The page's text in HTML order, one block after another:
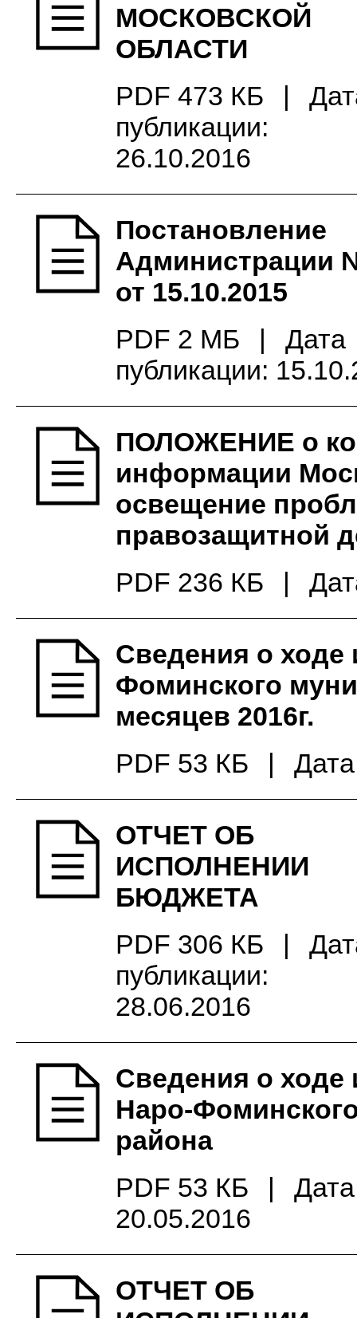
МОСКОВСКОЙ
ОБЛАСТИ
PDF 473 КБ
|
публикации:
26.10.2016
Постановление
Администрации
от 15.10.2015
PDF 2 МБ
|
Дата
публикации:
ПОЛОЖЕНИЕ о
информации
освещение
правозащитной
PDF 236 КБ
|
Сведения о
Фоминского
месяцев 2016г.
PDF 53 КБ
|
ОТЧЕТ ОБ
ИСПОЛНЕНИИ
БЮДЖЕТА
PDF 306 КБ
|
публикации:
28.06.2016
Сведения о
Наро-
района
PDF 53 КБ
|
20.05.2016
ОТЧЕТ ОБ